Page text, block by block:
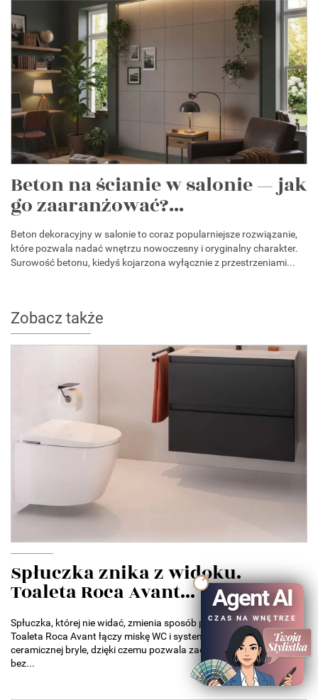
Beton na ścianie w salonie — jak
go zaaranżować?...
Beton dekoracyjny w salonie to coraz popularniejsze rozwiązanie,
które pozwala nadać wnętrzu nowoczesny i oryginalny charakter.
Surowość betonu, kiedyś kojarzona wyłącznie z przestrzeniami...
Zobacz także
Spłuczka znika z widoku.
Toaleta Roca Avant...
Spłuczka, której nie widać, zmienia sposób projektowania łazienek.
Toaleta Roca Avant łączy miskę WC i system spłukiwania w jednej
ceramicznej bryle, dzięki czemu pozwala zaoszczędzić miejsce
bez...
Agent AI
CZAS NA WNĘTRZE